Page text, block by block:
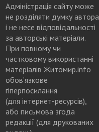
Адміністрація сайту може
не розділяти думку автора
і не несе відповідальності
за авторські матеріали.
При повному чи
частковому використанні
матеріалів Житомир.info
обов’язкове
гіперпосилання
(для інтернет-ресурсів),
або письмова згода
редакції (для друкованих